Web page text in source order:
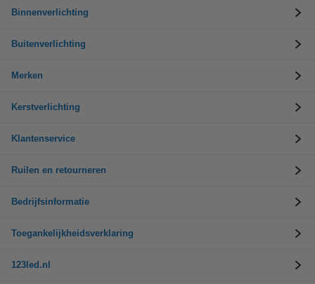
Binnenverlichting
Buitenverlichting
Merken
Kerstverlichting
Klantenservice
Ruilen en retourneren
Bedrijfsinformatie
Toegankelijkheidsverklaring
123led.nl